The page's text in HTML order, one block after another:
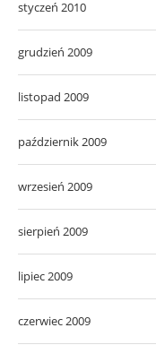
styczeń 2010
grudzień 2009
listopad 2009
październik 2009
wrzesień 2009
sierpień 2009
lipiec 2009
czerwiec 2009